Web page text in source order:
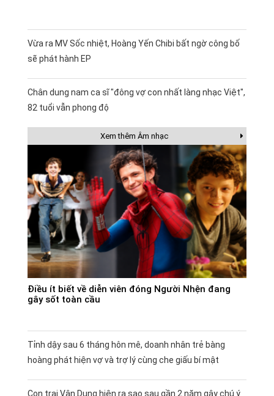
Vừa ra MV Sốc nhiệt, Hoàng Yến Chibi bất ngờ công bố
sẽ phát hành EP
Chân dung nam ca sĩ "đông vợ con nhất làng nhạc Việt",
82 tuổi vẫn phong độ
Xem thêm Âm nhạc
Điều ít biết về diễn viên đóng Người Nhện đang
gây sốt toàn cầu
Tỉnh dậy sau 6 tháng hôn mê, doanh nhân trẻ bàng
hoàng phát hiện vợ và trợ lý cùng che giấu bí mật
Con trai Vân Dung hiện ra sao sau gần 2 năm gây chú ý